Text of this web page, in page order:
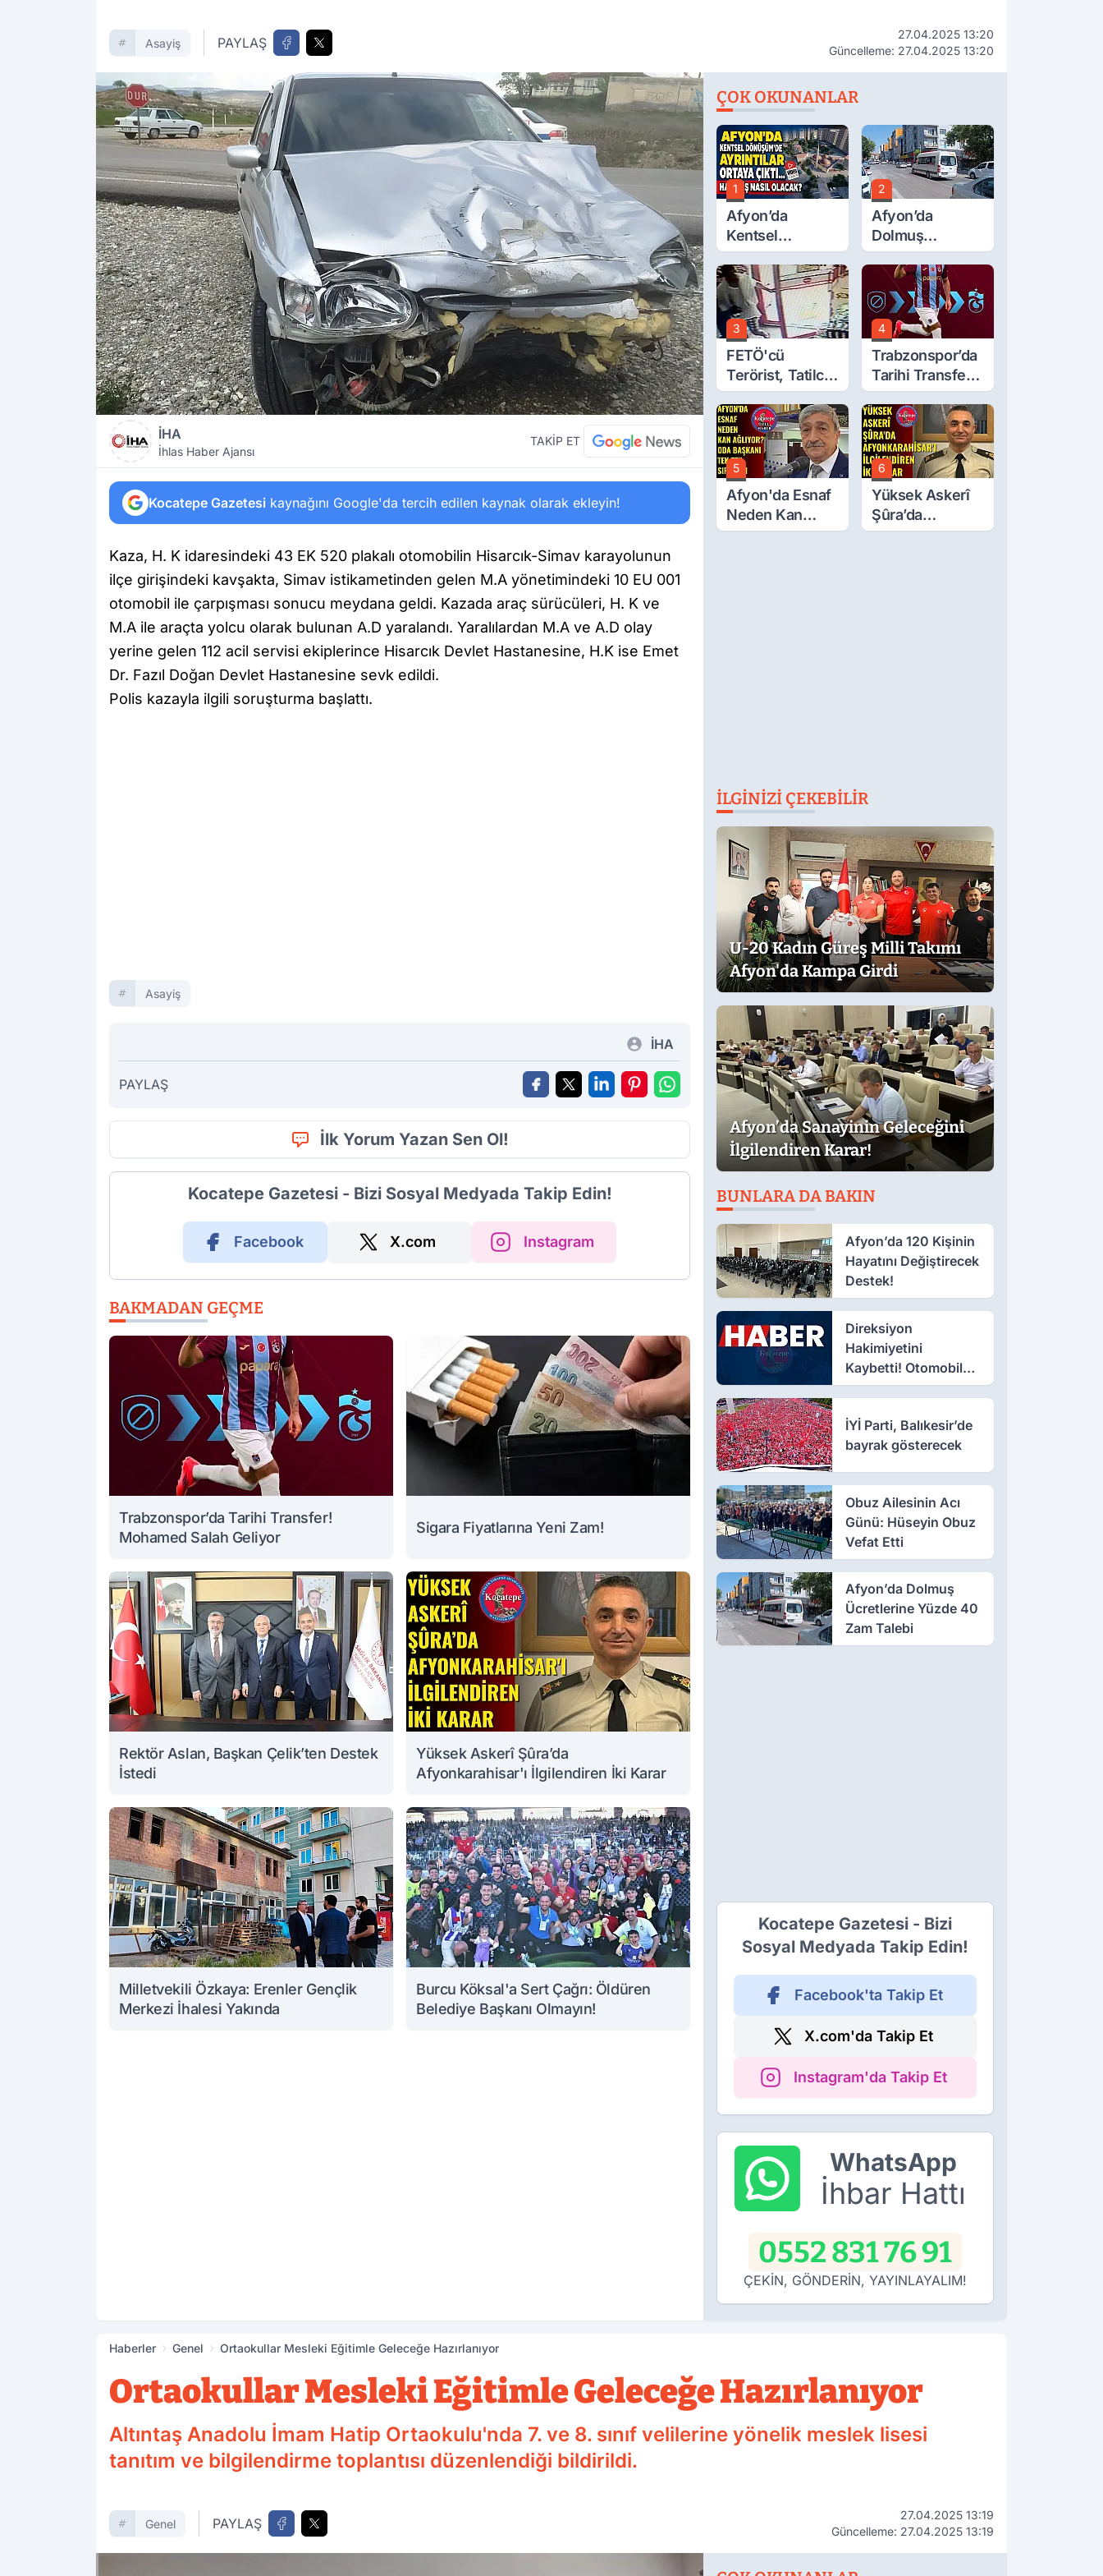
Asayiş PAYLAŞ
27.04.2025 13:20
Güncelleme: 27.04.2025 13:20
İHA
İhlas Haber Ajansı
TAKİP ET
Kocatepe Gazetesi kaynağını Google'da tercih edilen kaynak olarak ekleyin!
Kaza, H. K idaresindeki 43 EK 520 plakalı otomobilin Hisarcık-Simav karayolunun
ilçe girişindeki kavşakta, Simav istikametinden gelen M.A yönetimindeki 10 EU 001
otomobil ile çarpışması sonucu meydana geldi. Kazada araç sürücüleri, H. K ve
M.A ile araçta yolcu olarak bulunan A.D yaralandı. Yaralılardan M.A ve A.D olay
yerine gelen 112 acil servisi ekiplerince Hisarcık Devlet Hastanesine, H.K ise Emet
Dr. Fazıl Doğan Devlet Hastanesine sevk edildi.
Polis kazayla ilgili soruşturma başlattı.
Asayiş
İHA
PAYLAŞ
İlk Yorum Yazan Sen Ol!
Kocatepe Gazetesi - Bizi Sosyal Medyada Takip Edin!
Facebook X.com Instagram
BAKMADAN GEÇME
Trabzonspor’da Tarihi Transfer!
Mohamed Salah Geliyor
Sigara Fiyatlarına Yeni Zam!
Rektör Aslan, Başkan Çelik’ten Destek
İstedi
Yüksek Askerî Şûra’da
Afyonkarahisar'ı İlgilendiren İki Karar
Milletvekili Özkaya: Erenler Gençlik
Merkezi İhalesi Yakında
Burcu Köksal'a Sert Çağrı: Öldüren
Belediye Başkanı Olmayın!
ÇOK OKUNANLAR
1
Afyon’da
Kentsel
Dönüşüm’de
Ayrıntılar Ortaya
Çıktı… Hakediş
Nasıl Olacak?
2
Afyon’da
Dolmuş
Ücretlerine
Yüzde 40 Zam
Talebi
3
FETÖ'cü
Terörist, Tatilci
Gibi Kaçmış
4
Trabzonspor’da
Tarihi Transfer!
Mohamed Salah
Geliyor
5
Afyon'da Esnaf
Neden Kan
Ağlıyor? Oda
6
Yüksek Askerî
Şûra’da
Afyonkarahisar'ı
İLGINIZI ÇEKEBILIR
U-20 Kadın Güreş Milli Takımı
Afyon'da Kampa Girdi
Afyon’da Sanayinin Geleceğini
İlgilendiren Karar!
BUNLARA DA BAKIN
Afyon’da 120 Kişinin
Hayatını Değiştirecek
Destek!
Direksiyon
Hakimiyetini
Kaybetti! Otomobil
Şarampole Uçtu
İYİ Parti, Balıkesir’de
bayrak gösterecek
Obuz Ailesinin Acı
Günü: Hüseyin Obuz
Vefat Etti
Afyon’da Dolmuş
Ücretlerine Yüzde 40
Zam Talebi
Kocatepe Gazetesi - Bizi
Sosyal Medyada Takip Edin!
Facebook'ta Takip Et
X.com'da Takip Et
Instagram'da Takip Et
WhatsApp
İhbar Hattı
0552 831 76 91
ÇEKİN, GÖNDERİN, YAYINLAYALIM!
Haberler Genel Ortaokullar Mesleki Eğitimle Geleceğe Hazırlanıyor
Ortaokullar Mesleki Eğitimle Geleceğe Hazırlanıyor
Altıntaş Anadolu İmam Hatip Ortaokulu'nda 7. ve 8. sınıf velilerine yönelik meslek lisesi
tanıtım ve bilgilendirme toplantısı düzenlendiği bildirildi.
Genel PAYLAŞ
27.04.2025 13:19
Güncelleme: 27.04.2025 13:19